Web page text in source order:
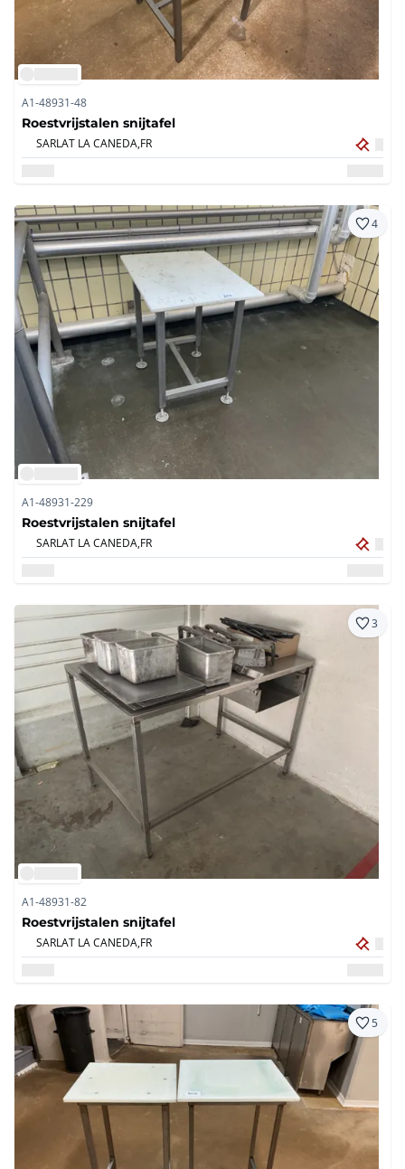
A1-48931-48
Roestvrijstalen snijtafel
SARLAT LA CANEDA,FR
4
A1-48931-229
Roestvrijstalen snijtafel
SARLAT LA CANEDA,FR
3
A1-48931-82
Roestvrijstalen snijtafel
SARLAT LA CANEDA,FR
5